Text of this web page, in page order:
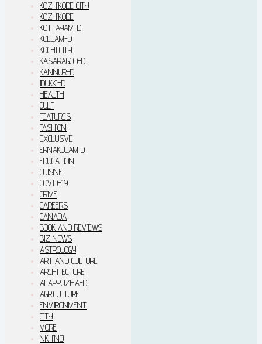
KOZHIKODE CITY
KOZHIKODE
KOTTAYAM-D
KOLLAM-D
KOCHI CITY
KASARAGOD-D
KANNUR-D
IDUKKI–D
HEALTH
GULF
FEATURES
FASHION
EXCLUSIVE
ERNAKULAM D
EDUCATION
CUISINE
COVID-19
CRIME
CAREERS
CANADA
BOOK AND REVIEWS
BIZ NEWS
ASTROLOGY
ART AND CULTURE
ARCHITECTURE
ALAPPUZHA-D
AGRICULTURE
ENVIRONMENT
CITY
MORE
NKHINDI